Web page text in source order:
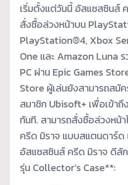
เริ่มตั้งแต่วันนี้ อัสแซสซินส์
สั่งซื้อล่วงหน้าบน
PlayStation®4, Xbox
One และ Amazon Luna
PC ผ่าน Epic Games
Store ผู้เล่นยังสามารถสมั
สมาชิก Ubisoft+ เพื่อเข้าถึ
ทันที. สามารถสั่งซื้อล่วงหน้
ครีด มิราจ แบบสแตนดาร์ด
อัสแซสซินส์ ครีด มิราจ ดีลั
รุ่น Collector’s Case**: